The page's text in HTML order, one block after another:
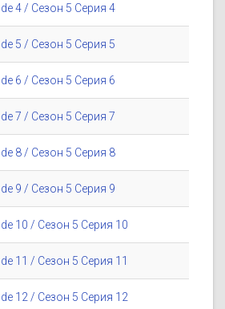
4 / Сезон 5 Серия 4
5 / Сезон 5 Серия 5
6 / Сезон 5 Серия 6
7 / Сезон 5 Серия 7
8 / Сезон 5 Серия 8
9 / Сезон 5 Серия 9
10 / Сезон 5 Серия 10
11 / Сезон 5 Серия 11
12 / Сезон 5 Серия 12